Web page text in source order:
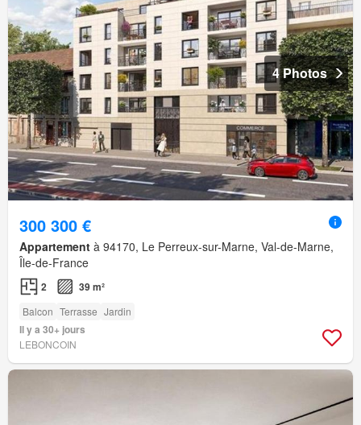
4 Photos
300 300 €
Appartement à 94170, Le Perreux-sur-Marne, Val-de-Marne,
Île-de-France
2 39 m²
Balcon Terrasse Jardin
Il y a 30+ jours
LEBONCOIN